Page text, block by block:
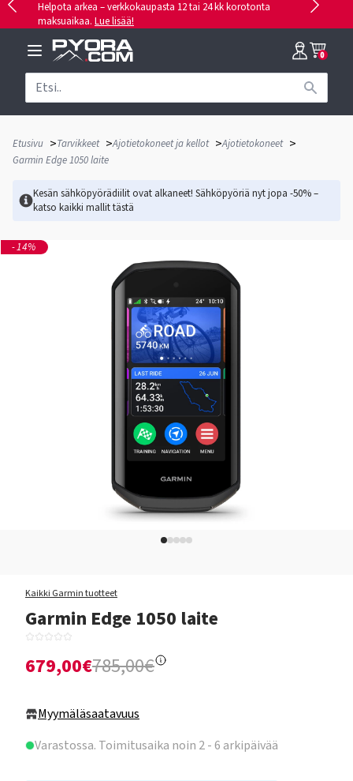
Helpota arkea – verkkokaupasta 12 tai 24 kk korotonta
maksuaikaa. Lue lisää!
0
Etusivu >Tarvikkeet >Ajotietokoneet ja kellot >Ajotietokoneet >
Garmin Edge 1050 laite
Kesän sähköpyörädiilit ovat alkaneet! Sähköpyöriä nyt jopa -50% –
katso kaikki mallittästä
-14%
Kaikki Garmin tuotteet
Garmin Edge 1050 laite
679,00€785,00€
Myymäläsaatavuus
Varastossa. Toimitusaika noin 2 - 6 arkipäivää